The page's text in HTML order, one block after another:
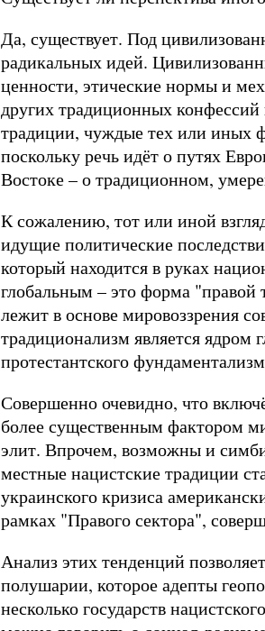
Да, существует. Под
радикальных идей.
ценности, этические нормы и
других традиционных
традиции, чуждые тех или иных
поскольку речь идёт о путях
Востоке – о традиционном,
К сожалению, тот или иной
идущие политические
который находится в руках
глобальным – это форма "правой
лежит в основе мировоззрения
традиционализм является ядром
протестантского
Совершенно очевидно, что
более существенным фактором
элит. Впрочем, возможны и
местные нацистские традиции
украинского кризиса
рамках "Правого сектора",
Анализ этих тенденций
полушарии, которое адепты
несколько государств